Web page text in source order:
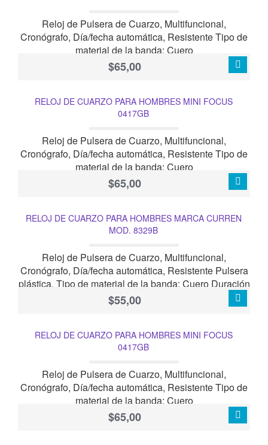
Reloj de Pulsera de Cuarzo, Multifuncional,
Cronógrafo, Día/fecha automática, Resistente Tipo de
material de la banda: Cuero
$65,00
RELOJ DE CUARZO PARA HOMBRES MINI FOCUS
0417GB
Reloj de Pulsera de Cuarzo, Multifuncional,
Cronógrafo, Día/fecha automática, Resistente Tipo de
material de la banda: Cuero
$65,00
RELOJ DE CUARZO PARA HOMBRES MARCA CURREN
MOD. 8329B
Reloj de Pulsera de Cuarzo, Multifuncional,
Cronógrafo, Día/fecha automática, Resistente Pulsera
plástica. Tipo de material de la banda: Cuero Duración
de La batería: 2 años
$55,00
RELOJ DE CUARZO PARA HOMBRES MINI FOCUS
0417GB
Reloj de Pulsera de Cuarzo, Multifuncional,
Cronógrafo, Día/fecha automática, Resistente Tipo de
material de la banda: Cuero
$65,00